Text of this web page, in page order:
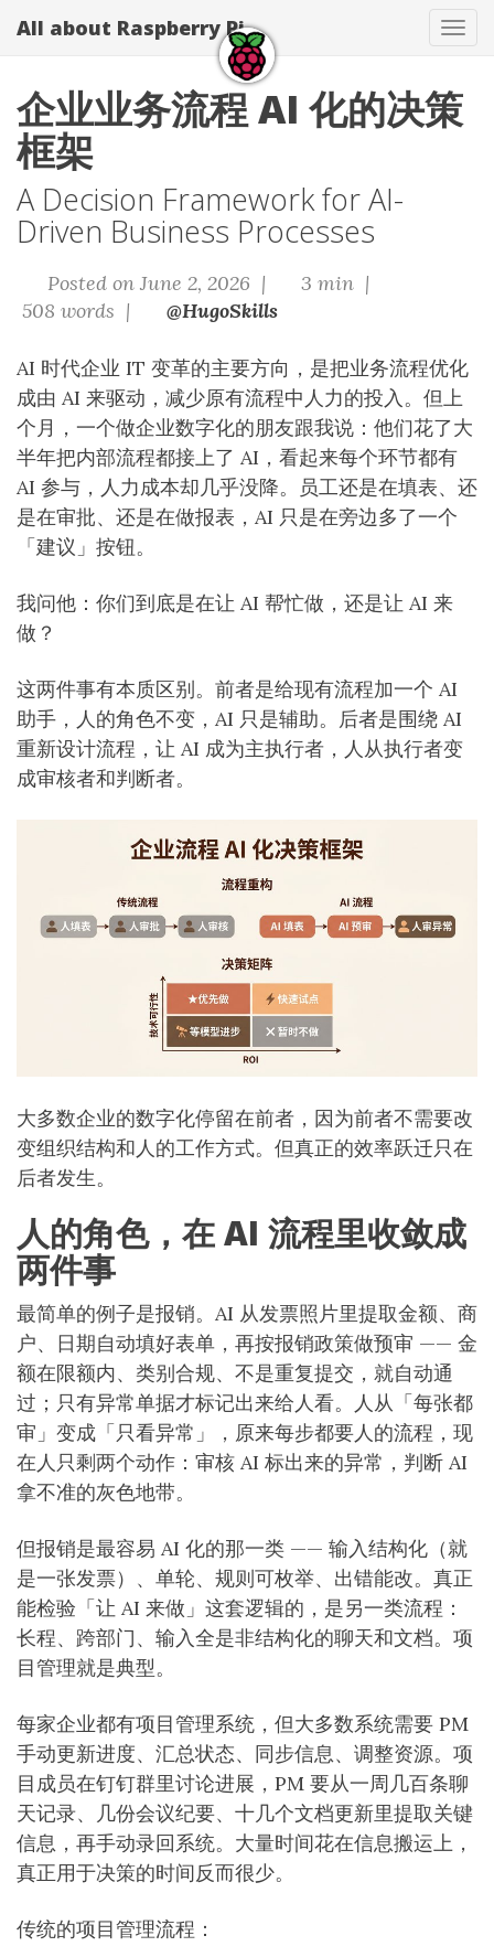
All about Raspberry Pi
企业业务流程 AI 化的决策
框架
A Decision Framework for AI-
Driven Business Processes
Posted on June 2, 2026 |
3 min |
508 words |
@HugoSkills
AI 时代企业 IT 变革的主要方向，是把业务流程优化
成由 AI 来驱动，减少原有流程中人力的投入。但上
个月，一个做企业数字化的朋友跟我说：他们花了大
半年把内部流程都接上了 AI，看起来每个环节都有
AI 参与，人力成本却几乎没降。员工还是在填表、还
是在审批、还是在做报表，AI 只是在旁边多了一个
「建议」按钮。
我问他：你们到底是在让 AI 帮忙做，还是让 AI 来
做？
这两件事有本质区别。前者是给现有流程加一个 AI
助手，人的角色不变，AI 只是辅助。后者是围绕 AI
重新设计流程，让 AI 成为主执行者，人从执行者变
成审核者和判断者。
大多数企业的数字化停留在前者，因为前者不需要改
变组织结构和人的工作方式。但真正的效率跃迁只在
后者发生。
人的角色，在 AI 流程里收敛成
两件事
最简单的例子是报销。AI 从发票照片里提取金额、商
户、日期自动填好表单，再按报销政策做预审 —— 金
额在限额内、类别合规、不是重复提交，就自动通
过；只有异常单据才标记出来给人看。人从「每张都
审」变成「只看异常」，原来每步都要人的流程，现
在人只剩两个动作：审核 AI 标出来的异常，判断 AI
拿不准的灰色地带。
但报销是最容易 AI 化的那一类 —— 输入结构化（就
是一张发票）、单轮、规则可枚举、出错能改。真正
能检验「让 AI 来做」这套逻辑的，是另一类流程：
长程、跨部门、输入全是非结构化的聊天和文档。项
目管理就是典型。
每家企业都有项目管理系统，但大多数系统需要 PM
手动更新进度、汇总状态、同步信息、调整资源。项
目成员在钉钉群里讨论进展，PM 要从一周几百条聊
天记录、几份会议纪要、十几个文档更新里提取关键
信息，再手动录回系统。大量时间花在信息搬运上，
真正用于决策的时间反而很少。
传统的项目管理流程：